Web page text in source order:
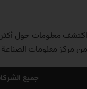
من مركز معلومات
جميع